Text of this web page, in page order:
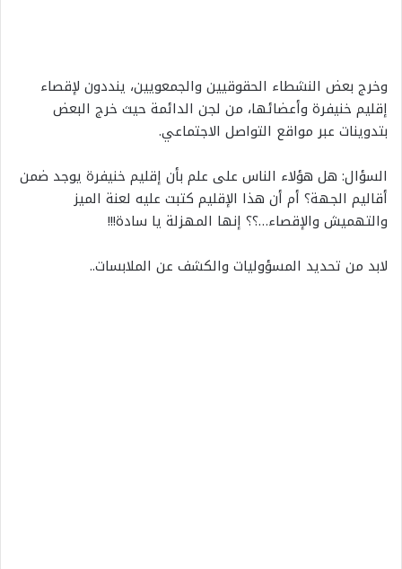
وخرج بعض النشطاء الحقوقيين والجمعويين، ينددون لإقصاء
إقليم خنيفرة وأعضائها، من لجن الدائمة حيث خرج البعض
بتدوينات عبر مواقع التواصل الاجتماعي.
السؤال: هل هؤلاء الناس على علم بأن إقليم خنيفرة يوجد ضمن
أقاليم الجهة؟ أم أن هذا الإقليم كتبت عليه لعنة الميز
والتهميش والإقصاء…؟؟ إنها المهزلة يا سادة!!!
لابد من تحديد المسؤوليات والكشف عن الملابسات..